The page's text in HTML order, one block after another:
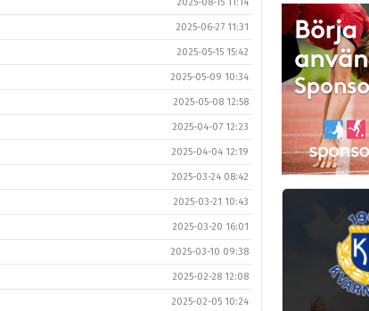
2025-06-27 11:31
2025-05-15 15:42
2025-05-09 10:34
2025-05-08 12:58
2025-04-07 12:23
2025-04-04 12:19
2025-03-24 08:42
2025-03-21 10:43
2025-03-20 16:01
2025-03-10 09:38
2025-02-28 12:08
2025-02-05 10:24